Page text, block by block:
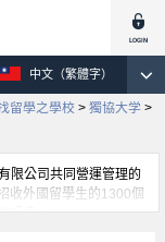
中文（繁體字）
留學之學校 > 獨協大学 >
限公司共同營運管理的
收外國留學生的1300個
訊息。